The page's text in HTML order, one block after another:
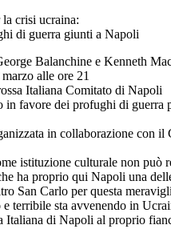
crisi ucraina:
di guerra giunti a Napoli
Balanchine e Kenneth
alle ore 21
Italiana Comitato di Napoli
in favore dei profughi di
in collaborazione con
istituzione culturale non può
ha proprio qui Napoli una
San Carlo per questa
terribile sta avvenendo in
Italiana di Napoli al proprio